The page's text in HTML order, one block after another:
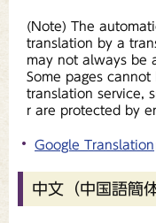
(Note) The
translation by a
may not always be
Some pages
translation service,
r are protected by
Google Translation
中文（中国語簡体